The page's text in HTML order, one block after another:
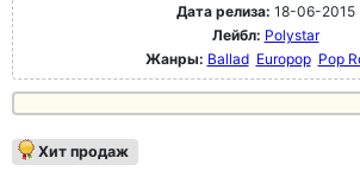
Дата релиза: 18-06-2015
Лейбл: Polystar
Жанры: Ballad Europop Pop
Хит продаж